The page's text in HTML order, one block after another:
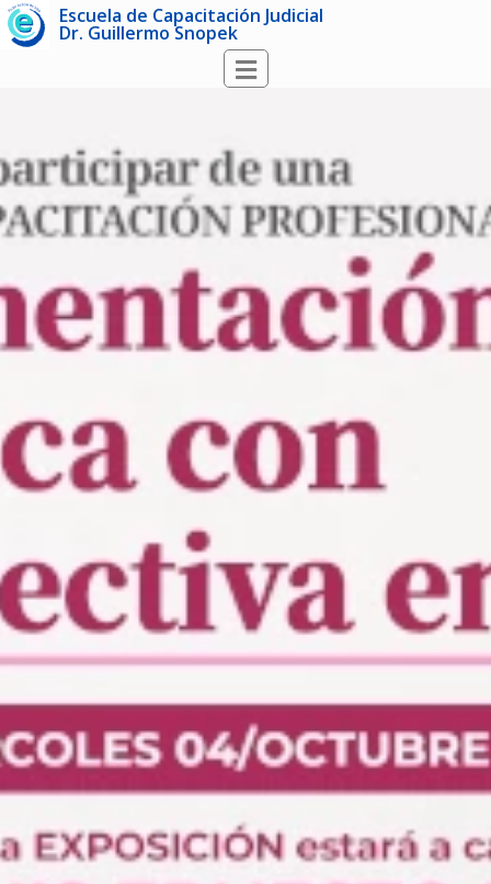
Escuela de Capacitación Judicial
Dr. Guillermo Snopek